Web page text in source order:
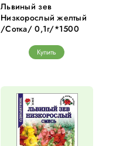
Львиный зев
Низкорослый желтый
/Сотка/ 0,1г/*1500
Купить